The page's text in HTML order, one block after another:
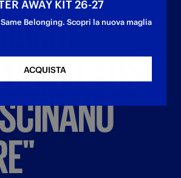
ITIFOSI
AWAY KIT 26-27
Belonging. Scopri la nuova maglia
ACQUISTA